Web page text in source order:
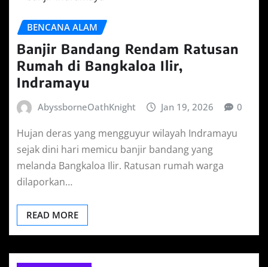
BENCANA ALAM
Banjir Bandang Rendam Ratusan
Rumah di Bangkaloa Ilir,
Indramayu
AbyssborneOathKnight Jan 19, 2026 0
Hujan deras yang mengguyur wilayah Indramayu
sejak dini hari memicu banjir bandang yang
melanda Bangkaloa Ilir. Ratusan rumah warga
dilaporkan…
READ MORE